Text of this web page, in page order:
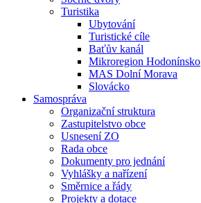
Turistika
Ubytování
Turistické cíle
Baťův kanál
Mikroregion Hodonínsko
MAS Dolní Morava
Slovácko
Samospráva
Organizační struktura
Zastupitelstvo obce
Usnesení ZO
Rada obce
Dokumenty pro jednání
Vyhlášky a nařízení
Směrnice a řády
Projekty a dotace